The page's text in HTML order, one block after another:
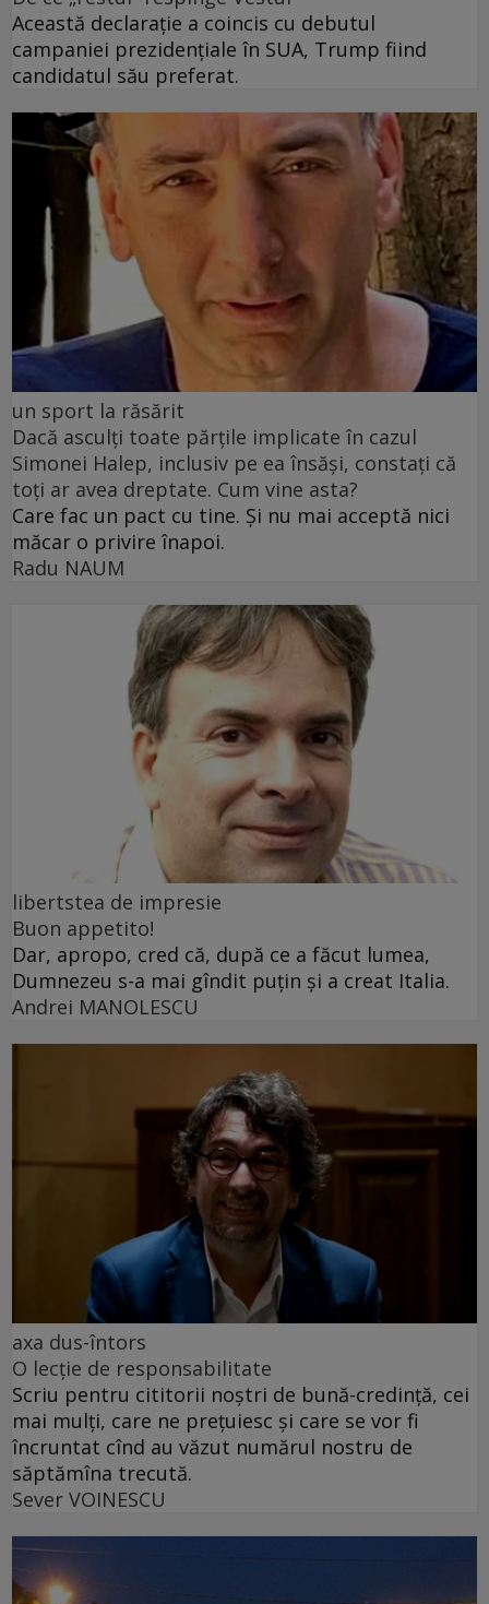
Această declarație a coincis cu debutul
campaniei prezidențiale în SUA, Trump fiind
candidatul său preferat.
un sport la răsărit
Dacă asculți toate părțile implicate în cazul
Simonei Halep, inclusiv pe ea însăși, constați că
toți ar avea dreptate. Cum vine asta?
Care fac un pact cu tine. Și nu mai acceptă nici
măcar o privire înapoi.
Radu NAUM
libertstea de impresie
Buon appetito!
Dar, apropo, cred că, după ce a făcut lumea,
Dumnezeu s-a mai gîndit puțin și a creat Italia.
Andrei MANOLESCU
axa dus-întors
O lecție de responsabilitate
Scriu pentru cititorii noștri de bună-credință, cei
mai mulți, care ne prețuiesc și care se vor fi
încruntat cînd au văzut numărul nostru de
săptămîna trecută.
Sever VOINESCU